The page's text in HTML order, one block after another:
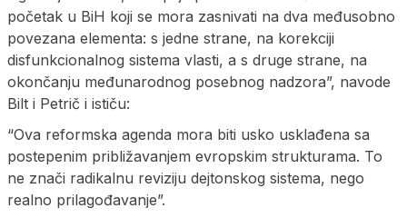
početak u BiH koji se mora zasnivati na dva međusobno
povezana elementa: s jedne strane, na korekciji
disfunkcionalnog sistema vlasti, a s druge strane, na
okončanju međunarodnog posebnog nadzora”, navode
Bilt i Petrič i ističu:
“Ova reformska agenda mora biti usko usklađena sa
postepenim približavanjem evropskim strukturama. To
ne znači radikalnu reviziju dejtonskog sistema, nego
realno prilagođavanje”.